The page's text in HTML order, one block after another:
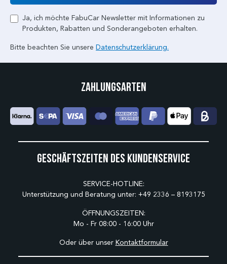
Ja, ich möchte FabuCar Newsletter mit Informationen zu
Produkten, Rabatten und Sonderangeboten erhalten.
Bitte beachten Sie unsere Datenschutzerklärung.
Geschäftszeiten des Kundenservice
SERVICE-HOTLINE:
Unterstützung und Beratung unter: +49 2336 – 8193175
ÖFFNUNGSZEITEN:
Mo - Fr 08:00 - 16:00 Uhr
Oder über unser Kontaktformular
Zahlungsarten